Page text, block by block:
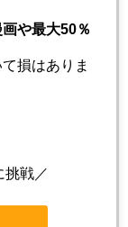
や最大50％
損はありま
挑戦／